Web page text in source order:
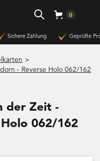
0
Sichere Zahlung Geprüfte
>
- Reverse Holo 062/162
der Zeit -
062/162